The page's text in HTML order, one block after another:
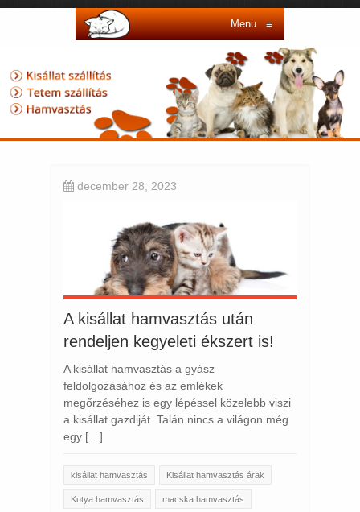
Menu≡
december 28, 2023
A kisállat hamvasztás után
rendeljen kegyeleti ékszert is!
A kisállat hamvasztás a gyász
feldolgozásához és az emlékek
megőrzéséhez is egy lépéssel közelebb viszi
a kisállat gazdiját. Talán nincs a világon még
egy […]
kisállat hamvasztás Kisállat hamvasztás árak
Kutya hamvasztás macska hamvasztás